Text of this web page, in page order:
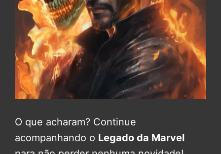
O que acharam? Continue
acompanhando o Legado da Marvel